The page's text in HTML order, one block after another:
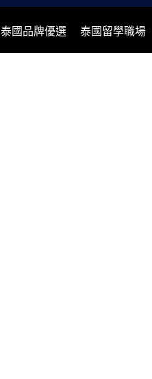
泰國品牌優選 泰國留學職場